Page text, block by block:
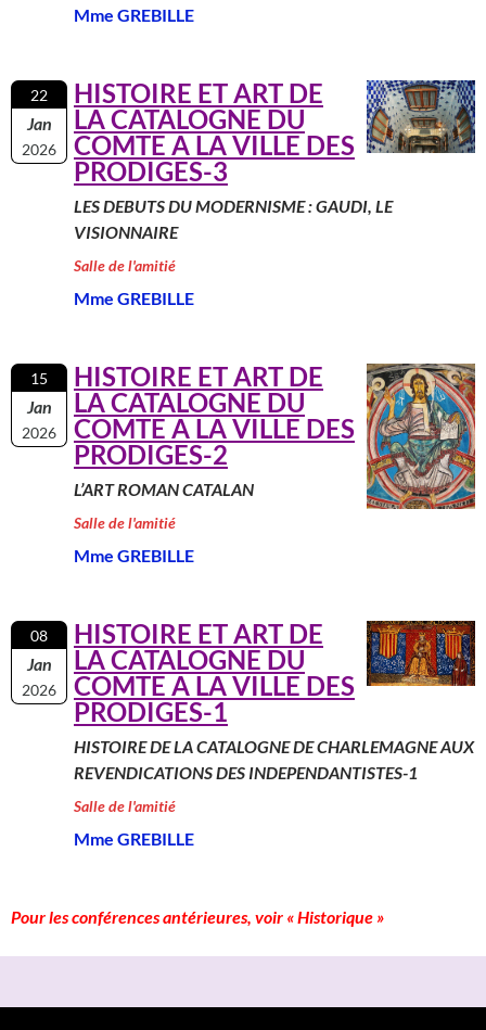
Mme GREBILLE
22
Jan
2026
HISTOIRE ET ART DE
LA CATALOGNE DU
COMTE A LA VILLE DES
PRODIGES-3
LES DEBUTS DU MODERNISME : GAUDI, LE
VISIONNAIRE
Salle de l'amitié
Mme GREBILLE
15
Jan
2026
HISTOIRE ET ART DE
LA CATALOGNE DU
COMTE A LA VILLE DES
PRODIGES-2
L’ART ROMAN CATALAN
Salle de l'amitié
Mme GREBILLE
08
Jan
2026
HISTOIRE ET ART DE
LA CATALOGNE DU
COMTE A LA VILLE DES
PRODIGES-1
HISTOIRE DE LA CATALOGNE DE CHARLEMAGNE AUX
REVENDICATIONS DES INDEPENDANTISTES-1
Salle de l'amitié
Mme GREBILLE
Pour les conférences antérieures, voir « Historique »